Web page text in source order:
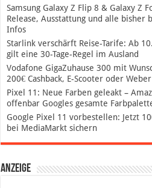
Samsung Galaxy Z Flip 8 & Galaxy Z
Release, Ausstattung und alle bisher
Infos
Starlink verschärft Reise-Tarife: Ab
gilt eine 30-Tage-Regel im Ausland
Vodafone GigaZuhause 300 mit
200€ Cashback, E-Scooter oder Weber
Pixel 11: Neue Farben geleakt –
offenbar Googles gesamte
Google Pixel 11 vorbestellen: Jetzt
bei MediaMarkt sichern
Anzeige